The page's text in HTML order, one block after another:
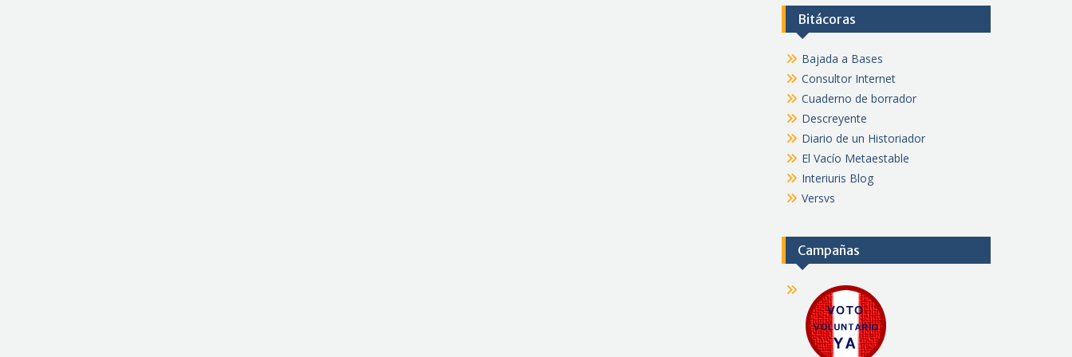
Bitácoras
Bajada a Bases
Consultor Internet
Cuaderno de borrador
Descreyente
Diario de un Historiador
El Vacío Metaestable
Interiuris Blog
Versvs
Campañas